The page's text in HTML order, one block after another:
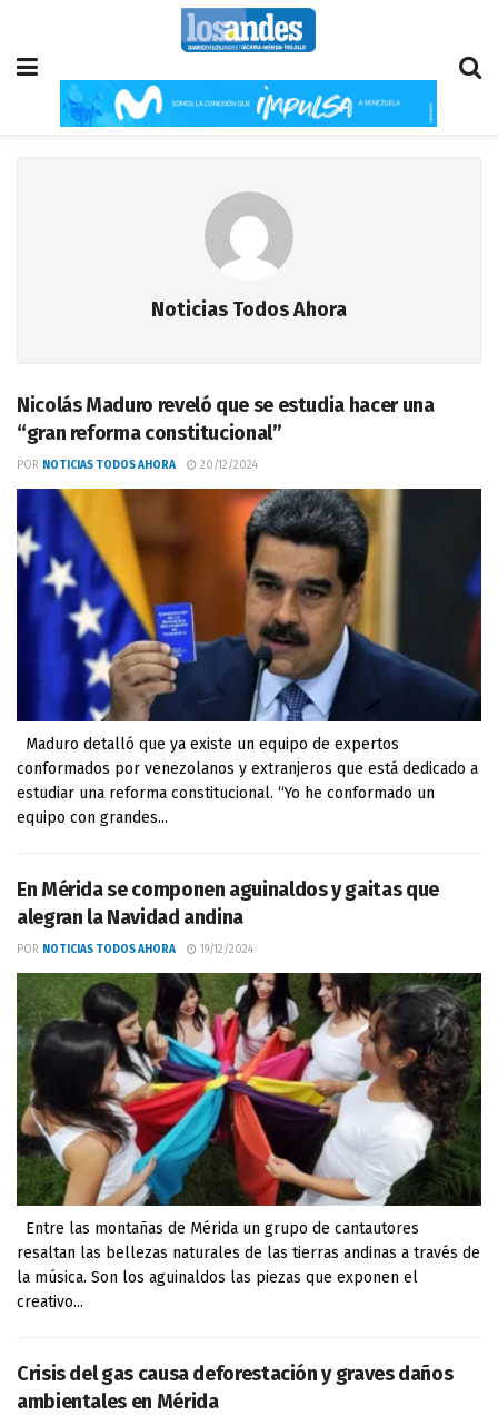
Noticias Todos Ahora
Nicolás Maduro reveló que se estudia hacer una
“gran reforma constitucional”
POR NOTICIAS TODOS AHORA 20/12/2024
Maduro detalló que ya existe un equipo de expertos
conformados por venezolanos y extranjeros que está dedicado a
estudiar una reforma constitucional. “Yo he conformado un
equipo con grandes...
En Mérida se componen aguinaldos y gaitas que
alegran la Navidad andina
POR NOTICIAS TODOS AHORA 19/12/2024
Entre las montañas de Mérida un grupo de cantautores
resaltan las bellezas naturales de las tierras andinas a través de
la música. Son los aguinaldos las piezas que exponen el
creativo...
Crisis del gas causa deforestación y graves daños
ambientales en Mérida